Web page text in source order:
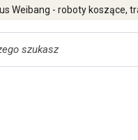
Weibang - roboty koszące,